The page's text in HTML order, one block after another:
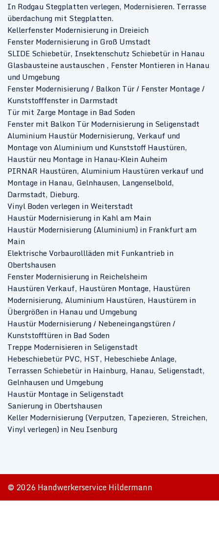
In Rodgau Stegplatten verlegen, Modernisieren. Terrasse
überdachung mit Stegplatten.
Kellerfenster Modernisierung in Dreieich
Fenster Modernisierung in Groß Umstadt
SLIDE Schiebetür, Insektenschutz Schiebetür in Hanau
Glasbausteine austauschen , Fenster Montieren in Hanau
und Umgebung
Fenster Modernisierung / Balkon Tür / Fenster Montage /
Kunststofffenster in Darmstadt
Tür mit Zarge Montage in Bad Soden
Fenster mit Balkon Tür Modernisierung in Seligenstadt
Aluminium Haustür Modernisierung, Verkauf und
Montage von Aluminium und Kunststoff Haustüren,
Haustür neu Montage in Hanau-Klein Auheim
PIRNAR Haustüren, Aluminium Haustüren verkauf und
Montage in Hanau, Gelnhausen, Langenselbold,
Darmstadt, Dieburg.
Vinyl Boden verlegen in Weiterstadt
Haustür Modernisierung in Kahl am Main
Haustür Modernisierung (Aluminium) in Frankfurt am
Main
Elektrische Vorbaurollläden mit Funkantrieb in
Obertshausen
Fenster Modernisierung in Reichelsheim
Haustüren Verkauf, Haustüren Montage, Haustüren
Modernisierung, Aluminium Haustüren, Haustürem in
Übergrößen in Hanau und Umgebung
Haustür Modernisierung / Nebeneingangstüren /
Kunststofftüren in Bad Soden
Treppe Modernisieren in Seligenstadt
Hebeschiebetür PVC, HST, Hebeschiebe Anlage,
Terrassen Schiebetür in Hainburg, Hanau, Seligenstadt,
Gelnhausen und Umgebung
Haustür Montage in Seligenstadt
Sanierung in Obertshausen
Keller Modernisierung (Verputzen, Tapezieren, Streichen,
Vinyl verlegen) in Neu Isenburg
© 2026 Handwerkerservice Hildermann